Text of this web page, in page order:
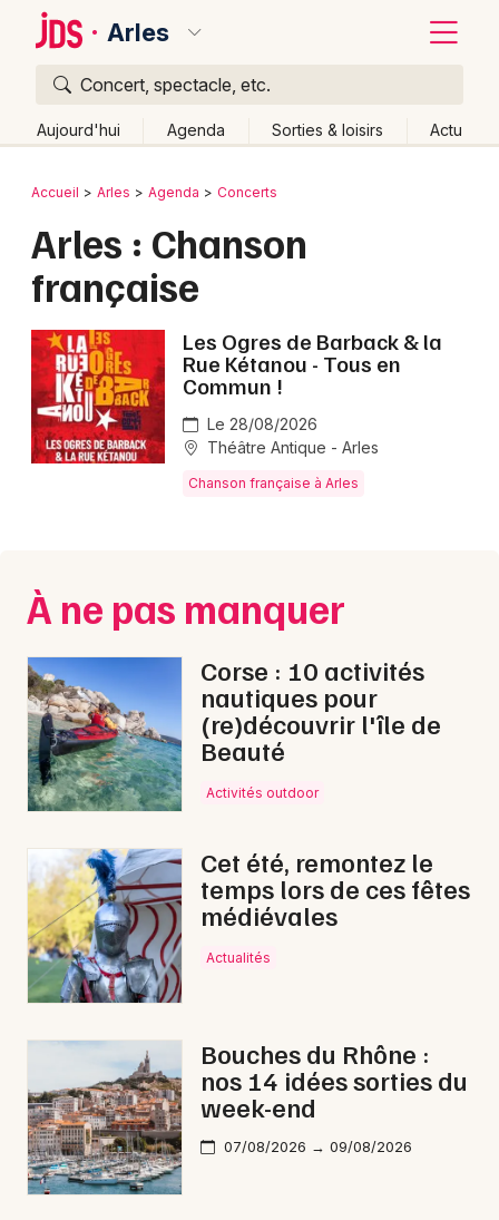
Arles
Concert, spectacle, etc.
Aujourd'hui Agenda Sorties & loisirs Actu
Publier un événement
Grands événements
Activité & Expérience
Manifestations
Concerts
Soirées
Sorties famille
Expos
Sorties & loisirs
Chanson française dans les Bouches du Rhône
Chanson française en Provence-Alpes-Côte-
d'Azur
Newsletter des sorties
Artistes en tournée
Bordeaux
Colmar
Lille
Lyon
Marseille
Mulhouse
Nice
Strasbourg
Toulouse
Toutes les villes
Retour
Accueil Arles Agenda Concerts
Arles : Chanson
française
Les Ogres de Barback & la
Rue Kétanou - Tous en
Commun !
Le 28/08/2026
Théâtre Antique - Arles
Chanson française à Arles
À ne pas manquer
Corse : 10 activités
nautiques pour
(re)découvrir l'île de
Beauté
Activités outdoor
Cet été, remontez le
temps lors de ces fêtes
médiévales
Actualités
Bouches du Rhône :
nos 14 idées sorties du
week-end
07/08/2026 → 09/08/2026
Quoi ?
Où ?
Provence-Alpes-Côte-d'Azur
Partout
Changer de lieu
Aujourd'hui
Demain Ce week-end Autre